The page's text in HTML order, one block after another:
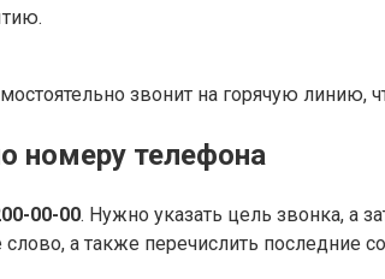
звонит на горячую линию,
номеру телефона
00-00. Нужно указать цель звонка, а
а также перечислить